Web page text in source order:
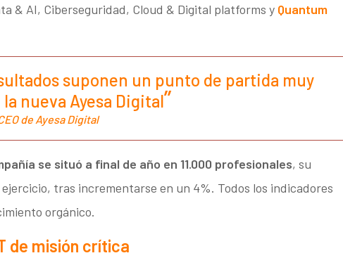
& AI, Ciberseguridad, Cloud & Digital platforms y Quantum
suponen un punto de partida muy
nueva Ayesa Digital
de Ayesa Digital
se situó a final de año en 11.000 profesionales, su
tras incrementarse en un 4%. Todos los indicadores
orgánico.
de misión crítica